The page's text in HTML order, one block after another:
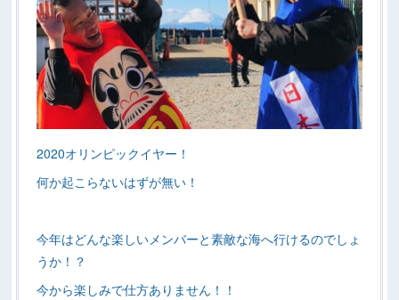
2020オリンピックイヤー！
何か起こらないはずが無い！
今年はどんな楽しいメンバーと素敵な海へ行けるのでしょ
うか！？
今から楽しみで仕方ありません！！